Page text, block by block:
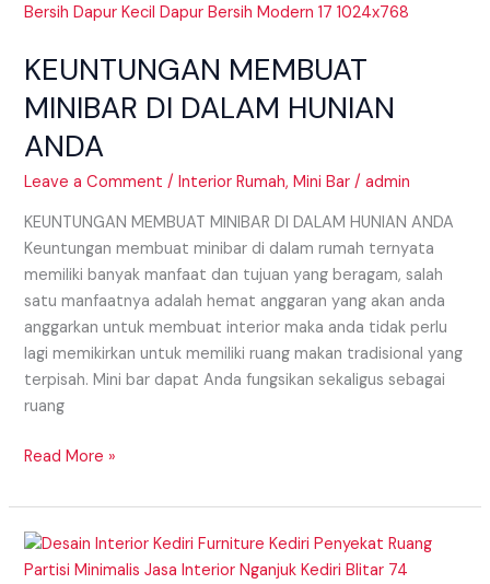
KEUNTUNGAN MEMBUAT
MINIBAR DI DALAM HUNIAN
ANDA
Leave a Comment /Interior Rumah,Mini Bar /admin
KEUNTUNGAN MEMBUAT MINIBAR DI DALAM HUNIAN ANDA
Keuntungan membuat minibar di dalam rumah ternyata
memiliki banyak manfaat dan tujuan yang beragam, salah
satu manfaatnya adalah hemat anggaran yang akan anda
anggarkan untuk membuat interior maka anda tidak perlu
lagi memikirkan untuk memiliki ruang makan tradisional yang
terpisah. Mini bar dapat Anda fungsikan sekaligus sebagai
ruang
MEMBUAT
DI
HUNIAN
ANDA
Read More »
INSPIRASI
DAPUR